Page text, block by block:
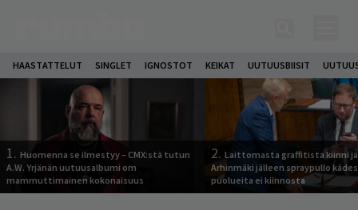
HAASTATTELUT SINGLET IGNOSTOT KEIKAT UUTUUSBIISIT
1. Huomenna se ilmestyy – CMX:stä tutun
A.W. Yrjänän uutuusalbumi om
mammuttimainen kokonaisuus
2. Laittomasta graffitista kiinni
Arhinmäki jälleen spraypullo
puolueita ei kiinnosta